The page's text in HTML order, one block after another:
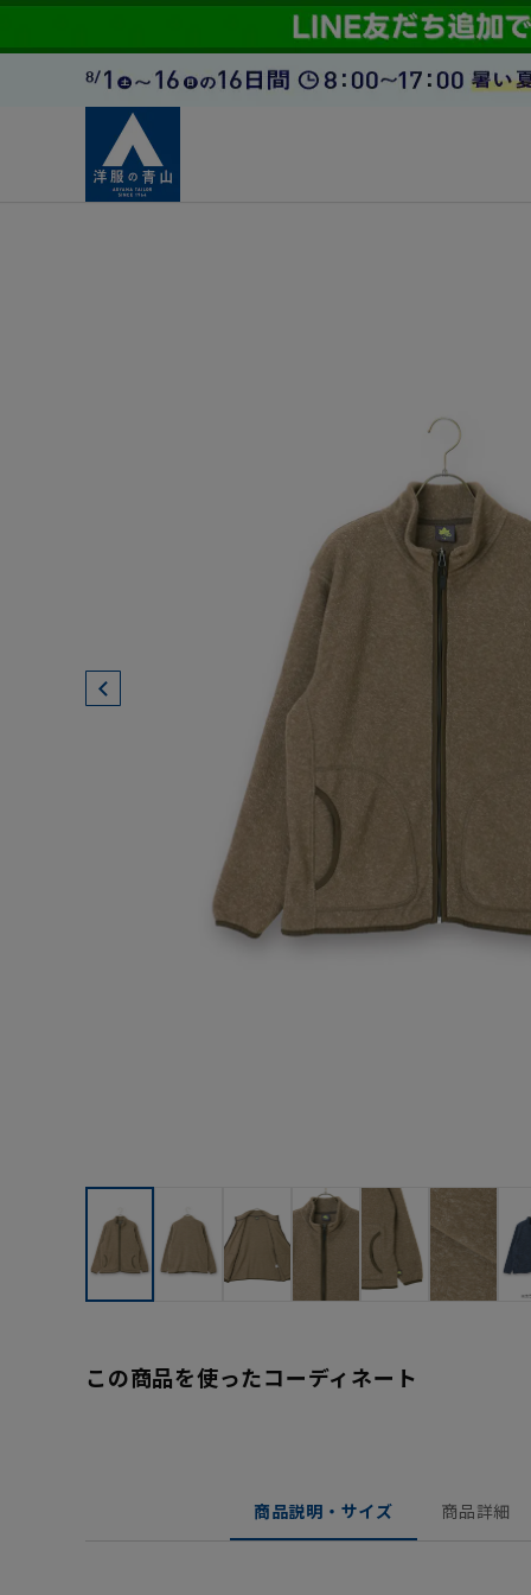
この商品を使ったコーディネート
商品説明・サイズ 商品詳細